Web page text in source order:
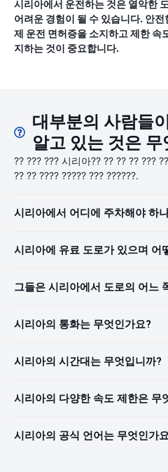
시리아에서 운전하는 것은 열악한
어려운 경험이 될 수 있습니다. 안
제 운전 면허증을 소지하고 제한 속
지하는 것이 중요합니다.
대부분의 사람들
알고 있는 것은
?? ??? ??? 시리아?? ?? ?? ?? ???
?? ?? ???? ????? ??? ??????.
시리아에서 어디에 주차해야 하
시리아에 유료 도로가 있으며 어
그들은 시리아에서 도로의 어느
시리아의 통화는 무엇인가요?
시리아의 시간대는 무엇입니까?
시리아의 다양한 속도 제한은 무
시리아의 공식 언어는 무엇인가